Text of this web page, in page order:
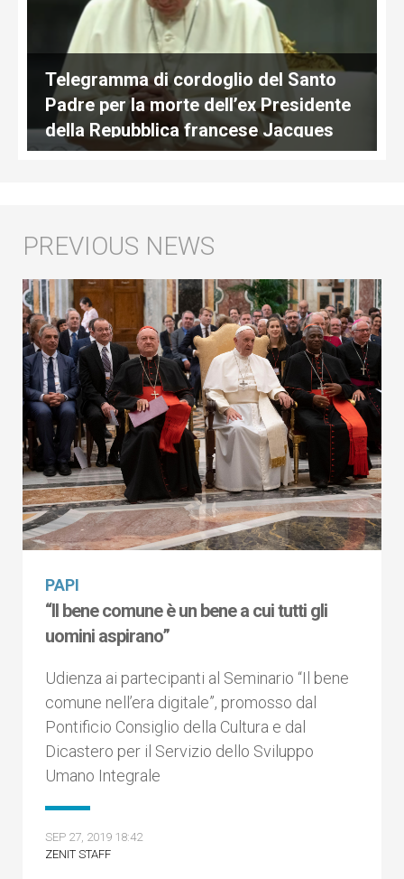
Telegramma di cordoglio del Santo
Padre per la morte dell’ex Presidente
della Repubblica francese Jacques
Chirac
PAPI
“Il bene comune è un bene a cui tutti gli
uomini aspirano”
Udienza ai partecipanti al Seminario “Il bene
comune nell’era digitale”, promosso dal
Pontificio Consiglio della Cultura e dal
Dicastero per il Servizio dello Sviluppo
Umano Integrale
SEP 27, 2019 18:42
ZENIT STAFF